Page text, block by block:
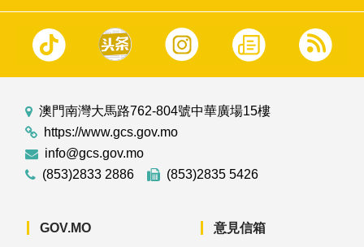
澳門南灣大馬路762-804號中華廣場15樓
https://www.gcs.gov.mo
info@gcs.gov.mo
(853)2833 2886
(853)2835 5426
GOV.MO 意見信箱